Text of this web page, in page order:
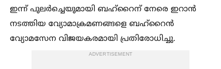
ഇന്ന് പുലർച്ചെയുമായി ബഹ്‌റൈന് നേരെ ഇറാൻ
നടത്തിയ വ്യോമാക്രമണങ്ങളെ ബഹ്‌റൈൻ
വ്യോമസേന വിജയകരമായി പ്രതിരോധിച്ചു.
ADVERTISEMENT